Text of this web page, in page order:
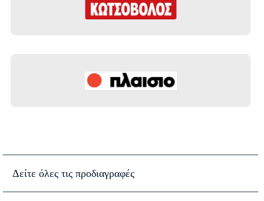
Δείτε όλες τις προδιαγραφές